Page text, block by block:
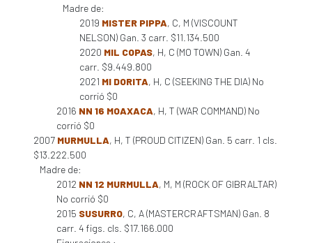
Madre de:
2019 MISTER PIPPA, C, M (VISCOUNT
NELSON) Gan. 3 carr. $11.134.500
2020 MIL COPAS, H, C (MO TOWN) Gan. 4
carr. $9.449.800
2021 MI DORITA, H, C (SEEKING THE DIA) No
corrió $0
2016 NN 16 MOAXACA, H, T (WAR COMMAND) No
corrió $0
2007 MURMULLA, H, T (PROUD CITIZEN) Gan. 5 carr. 1 cls.
$13.222.500
Madre de:
2012 NN 12 MURMULLA, M, M (ROCK OF GIBRALTAR)
No corrió $0
2015 SUSURRO, C, A (MASTERCRAFTSMAN) Gan. 8
carr. 4 figs. cls. $17.166.000